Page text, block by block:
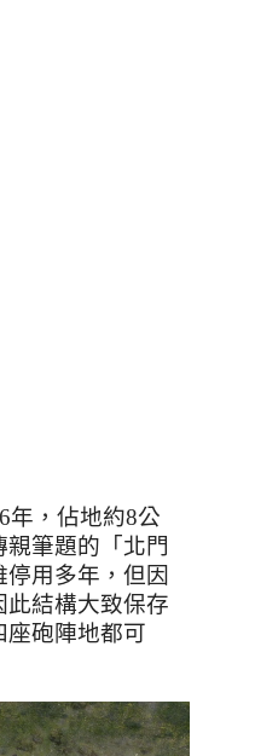
年，佔地約8公
筆題的「北門
用多年，但因
結構大致保存
座砲陣地都可